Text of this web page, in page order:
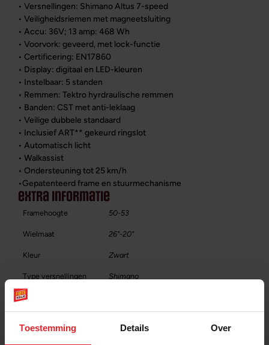
Toestemming Details Over
• Versnellingen: Shimano Altus 7-speed
• Veiligheidsriemen met magneetsluiting
• Accu: 36V; 13 amp: 468 Wh
• Voorvork: geveerd, met lock-functie
• Certificering: EN17860
• Display: digitaal en LED-kleuren
• Instelbaar: 5 standen
• Remmen: Tektro hyrdraulische remmen
• Banden: CST met anti-leklaag
• Veilige dubbele standaard
• Inclusief ART** gekeurd ringslot
• Automatisch licht
• Walkassist
• Ondersteuning tot 25 km/h
•Gepatenteerd frame en stuurmechanisme
extra informatie
Framehoogte 50-53
Wielmaat 26"-20"
Kleur Zwart
Type versnellingen Shimano
Aantal versnellingen